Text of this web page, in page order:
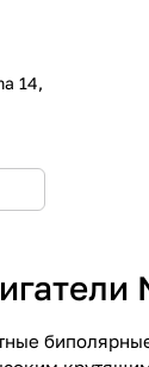
14,